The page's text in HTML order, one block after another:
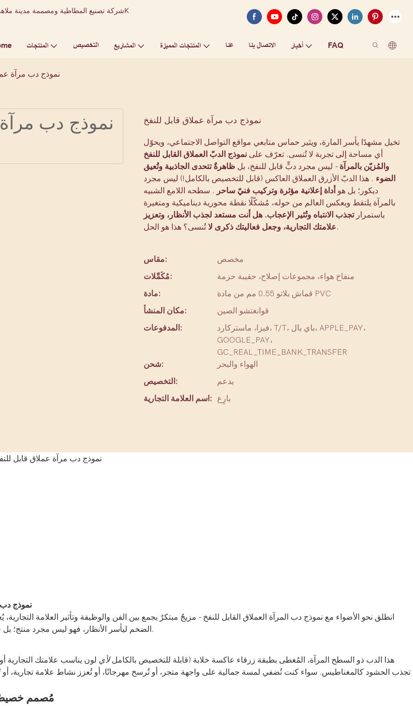
المنتجات التخصيص المشاريع المنتجات المميزة عنا الاتصال بنا أخبار FAQ
نموذج دب مرآة
نموذج دب مرآة عملاق قابل للنفخ
تخيل مشهدًا يأسر المارة، ويثير حماس متابعي مواقع التواصل الاجتماعي، ويحوّل
أي مساحة إلى تجربة لا تُنسى. تعرّف على نموذج الدبّ العملاق القابل للنفخ
والمُزيّن بالمرآة - ليس مجرد دبٍّ قابل للنفخ، بل ظاهرةٌ تتحدى الجاذبية وتُعيق
الضوء . هذا الدبّ الأزرق العملاق العاكس (قابل للتخصيص بالكامل!) ليس مجرد
ديكور؛ بل هو أداة إعلانية مؤثرة وتركيب فنيّ ساحر . سطحه اللامع الشبيه
بالمرآة يلتقط ويعكس العالم من حوله، مُشكّلًا نقطة محورية ديناميكية ومتغيرة
باستمرارتجذب الانتباه وتُثير الإعجاب. هل أنت مستعد لجذب الأنظار، وتعزيز
علامتك التجارية، وجعل فعاليتك ذكرى لاتُنسى؟ هذا هو الحل.
مقاس:
مخصص
مُكَمِّلات:
منفاخ هواء، مجموعات إصلاح، حقيبة حزمة
مادة:
قماش بلاتو 0.55 مم من مادة PVC
مكان المنشأ:
قوانغتشو الصين
المدفوعات:
فيزا، ماستركارد، T/T، باي بال، APPLE_PAY،
GOOGLE_PAY،
GC_REAL_TIME_BANK_TRANSFER
شحن:
الهواء والبحر
التخصيص:
يدعم
اسم العلامة التجارية:
بارِع
نموذج دب
انطلق نحو الأضواء مع نموذج دب المرآة العملاق القابل للنفخ - مزيجٌ مبتكرٌ يجمع بين الفن والوظيفة وتأثير العلامة
الضخم ليأسر الأنظار، فهو ليس مجرد منتج؛ بل قطعةٌ مميزةٌ مصممةٌ لجذب الانتباه، وإثارة الحوار، وترك انطباعٍ دائمٍ لدى أي جمهور.
هذا الدب ذو السطح المرآة، المُغطى بطبقة زرقاء عاكسة خلابة (قابلة للتخصيص بالكامللأي لون يناسب علامتك
تجذب الحشود كالمغناطيس. سواء كنت تُضفي لمسة جمالية على واجهة متجر، أو تُرسخ مهرجانًا، أو تُعزز نشاط علامة تجارية،
مُصمم خصيصًا